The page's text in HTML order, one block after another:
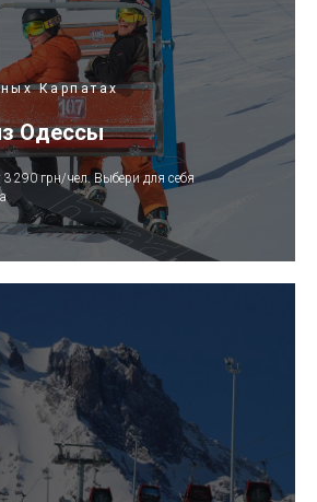
Карпатах
Одессы
290 грн/чел. Выбери для себя